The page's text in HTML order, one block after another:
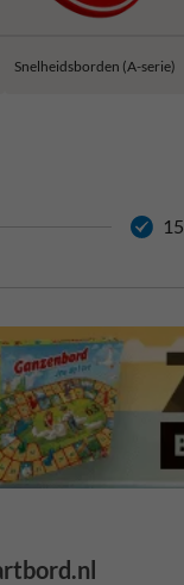
Snelheidsborden (A-serie)